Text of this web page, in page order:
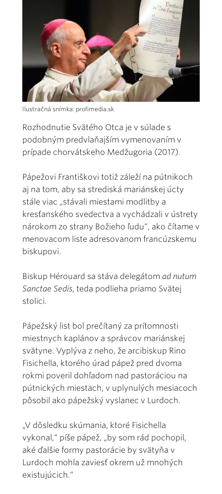
Ilustračná snímka: profimedia.sk
Rozhodnutie Svätého Otca je v súlade s
podobným predvlaňajším vymenovaním v
prípade chorvátskeho Medžugoria (2017).
Pápežovi Františkovi totiž záleží na pútnikoch
aj na tom, aby sa strediská mariánskej úcty
stále viac „stávali miestami modlitby a
kresťanského svedectva a vychádzali v ústrety
nárokom zo strany Božieho ľudu“, ako čítame v
menovacom liste adresovanom francúzskemu
biskupovi.
Biskup Hérouard sa stáva delegátom ad nutum
Sanctae Sedis, teda podlieha priamo Svätej
stolici.
Pápežský list bol prečítaný za prítomnosti
miestnych kaplánov a správcov mariánskej
svätyne. Vyplýva z neho, že arcibiskup Rino
Fisichella, ktorého úrad pápež pred dvoma
rokmi poveril dohľadom nad pastoráciou na
pútnických miestach, v uplynulých mesiacoch
pôsobil ako pápežský vyslanec v Lurdoch.
„V dôsledku skúmania, ktoré Fisichella
vykonal,“ píše pápež, „by som rád pochopil,
aké ďalšie formy pastorácie by svätyňa v
Lurdoch mohla zaviesť okrem už mnohých
existujúcich.“